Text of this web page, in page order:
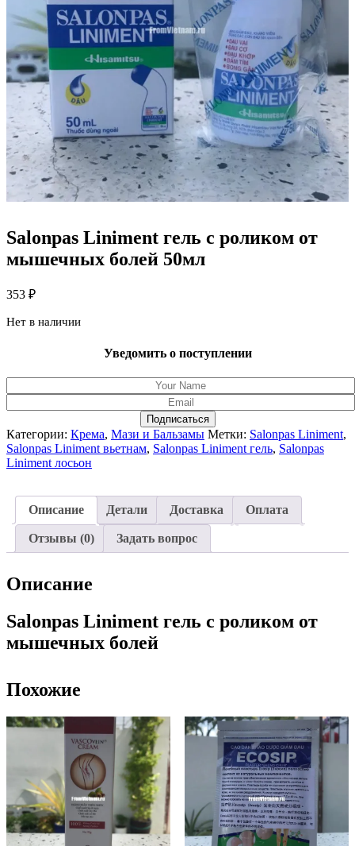
Salonpas Liniment гель с роликом от
мышечных болей 50мл
353 ₽
Нет в наличии
Уведомить о поступлении
Подписаться
Категории: Крема, Мази и Бальзамы Метки: Salonpas Liniment,
Salonpas Liniment вьетнам, Salonpas Liniment гель, Salonpas
Liniment лосьон
Описание Детали Доставка Оплата
Отзывы (0) Задать вопрос
Описание
Salonpas Liniment гель с роликом от
мышечных болей
Похожие